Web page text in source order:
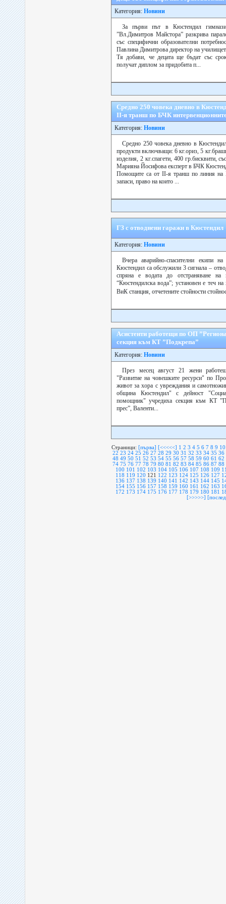
Категория: Новини
За първи път в Кюстендил
”Вл.Димитров Майстора” разкрива
със специфични образователни
Павлина Димитрова директор на
Тя добави, че децата ще бъдат със
получат диплом за придобита п...
Средно 250 човека дневно в
ІІ-я транш по БЧК
Категория: Новини
Средно 250 човека дневно в
продукти включващи: 6 кг.ориз, 5
изделия, 2 кг.спагети, 400 гр.бисквити,
Марияна Йосифова експерт в БЧК
Помощите са от ІІ-я транш по линия
запаси, право на които ...
ГЗ с отводнени гаражи в Кюстендил
Категория: Новини
Вчера аварийно-спасителни екипи
Кюстендил са обслужили 3 сигнала –
спряна е водата до отстраняване на
“Кюстендилска вода”; установен е теч
ВиК станция, отчетените стойности
Асистенти работещи по ОП
секция към КТ ”Подкрепа”
Категория: Новини
През месец август 21 жени
"Развитие на човешките ресурси" по
живот за хора с увреждания и
община Кюстендил" с дейност
помощник" учредиха секция към КТ
прес”, Валенти...
Страници: [първа] [<<<<<] 1 2 3 4 5 6 7 8 9 10
22 23 24 25 26 27 28 29 30 31 32 33 34 35 36
48 49 50 51 52 53 54 55 56 57 58 59 60 61 62
74 75 76 77 78 79 80 81 82 83 84 85 86 87 88
100 101 102 103 104 105 106 107 108 109
118 119 120 121 122 123 124 125 126 127
136 137 138 139 140 141 142 143 144 145
154 155 156 157 158 159 160 161 162 163
172 173 174 175 176 177 178 179 180 181
[>>>>>]